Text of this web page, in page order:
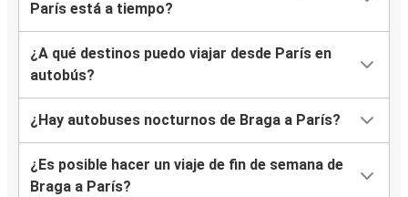
París está a tiempo?
¿A qué destinos puedo viajar desde París en
autobús?
¿Hay autobuses nocturnos de Braga a París?
¿Es posible hacer un viaje de fin de semana de
Braga a París?